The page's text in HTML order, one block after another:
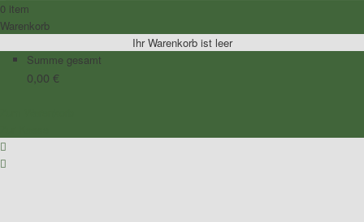
0 item
Warenkorb
Ihr Warenkorb ist leer
Summe gesamt
0,00 €